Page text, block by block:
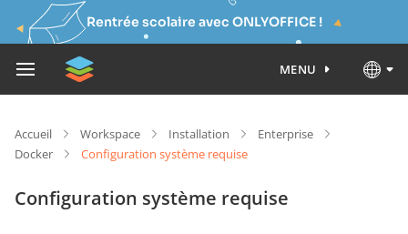
Rentrée scolaire avec ONLYOFFICE !
MENU
Accueil Workspace Installation
Enterprise
Docker
Configuration système requise
Configuration système requise